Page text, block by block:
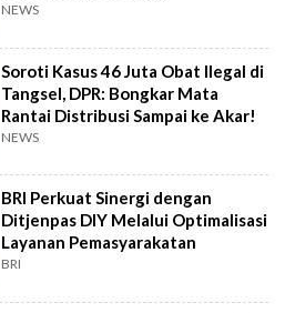
NEWS
Soroti Kasus 46 Juta Obat Ilegal di
Tangsel, DPR: Bongkar Mata
Rantai Distribusi Sampai ke Akar!
NEWS
BRI Perkuat Sinergi dengan
Ditjenpas DIY Melalui Optimalisasi
Layanan Pemasyarakatan
BRI